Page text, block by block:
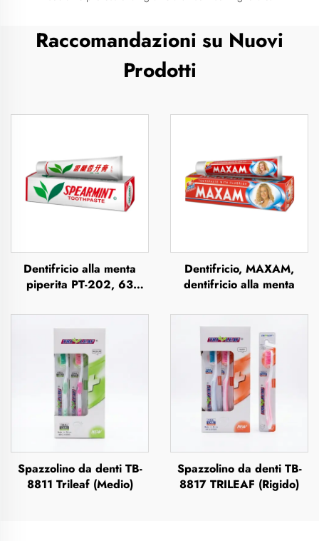
Raccomandazioni su Nuovi
Prodotti
Dentifricio alla menta
piperita PT-202, 63
Dentifricio, MAXAM,
dentifricio alla menta
Spazzolino da denti TB-
8811 Trileaf (Medio)
Spazzolino da denti TB-
8817 TRILEAF (Rigido)